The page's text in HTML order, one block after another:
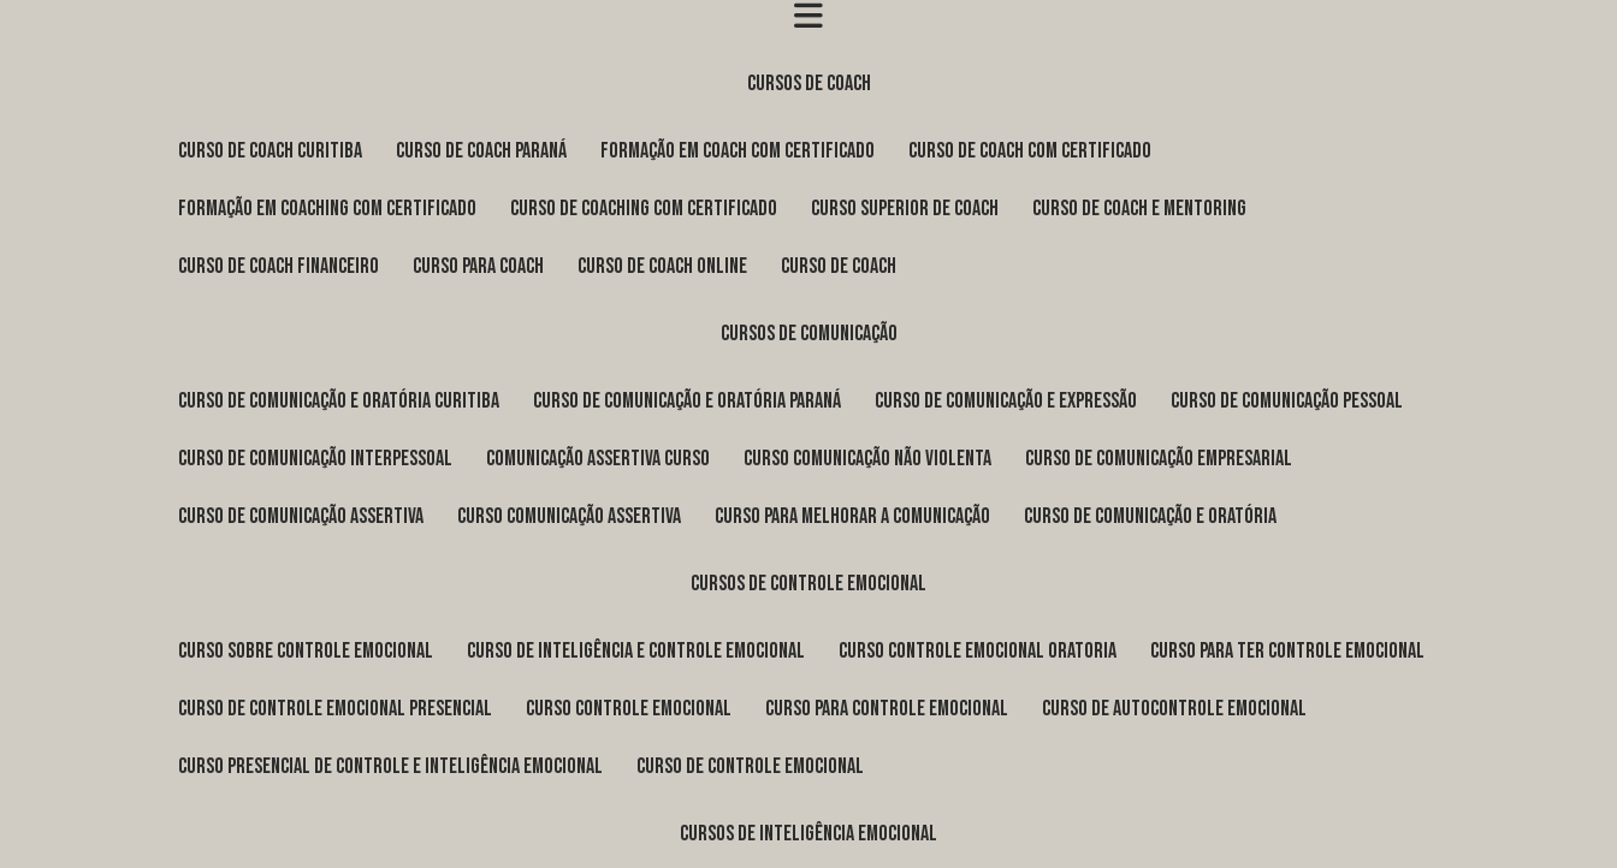
cursos de coach
curso de coach Curitiba curso de coach Paraná formação em coach com certificado curso de coach com certificado
formação em coaching com certificado curso de coaching com certificado curso superior de coach curso de coach e mentoring
curso de coach financeiro curso para coach curso de coach online curso de coach
cursos de comunicação
curso de comunicação e oratória Curitiba curso de comunicação e oratória Paraná curso de comunicação e expressão curso de comunicação pessoal
curso de comunicação interpessoal comunicação assertiva curso curso comunicação não violenta curso de comunicação empresarial
curso de comunicação assertiva curso comunicação assertiva curso para melhorar a comunicação curso de comunicação e oratória
cursos de controle emocional
curso sobre controle emocional curso de inteligência e controle emocional curso controle emocional oratoria curso para ter controle emocional
curso de controle emocional presencial curso controle emocional curso para controle emocional curso de autocontrole emocional
curso presencial de controle e inteligência emocional curso de controle emocional
cursos de inteligência emocional